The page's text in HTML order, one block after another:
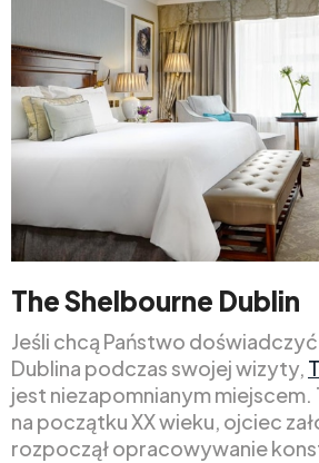
The Shelbourne Dublin
Jeśli chcą Państwo
Dublina podczas swojej wizyty,
jest niezapomnianym miejscem.
na początku XX wieku, ojciec
rozpoczął opracowywanie